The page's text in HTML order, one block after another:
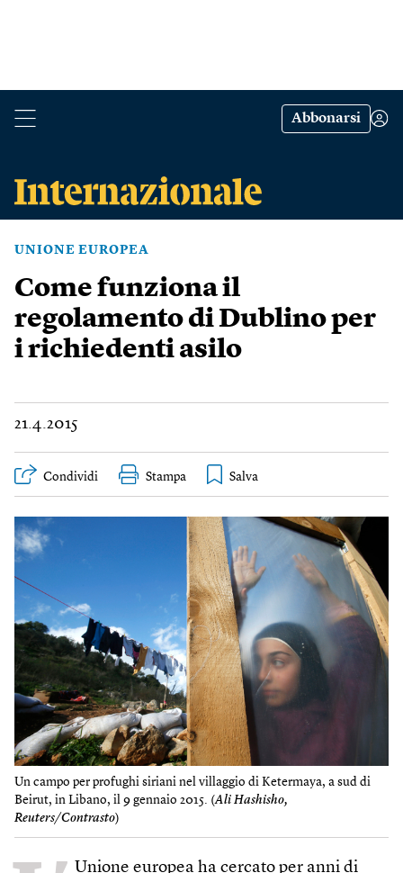
Abbonarsi
UNIONE EUROPEA
Come funziona il
regolamento di Dublino per
i richiedenti asilo
21.4.2015
Condividi Stampa
Un campo per profughi siriani nel villaggio di Ketermaya, a sud di
Beirut, in Libano, il 9 gennaio 2015. (Ali Hashisho,
Reuters/Contrasto)
Unione europea ha cercato per anni di